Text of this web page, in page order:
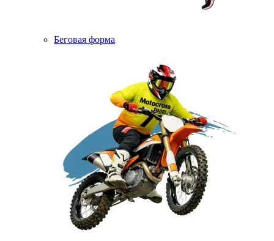
Беговая форма